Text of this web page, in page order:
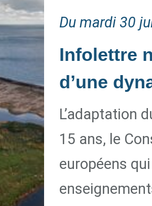
Du mardi 30
Infolettre
d’une
L’adaptation
15 ans, le
européens